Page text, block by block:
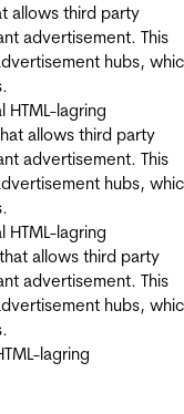
allows third party
advertisement. This
hubs,
HTML-lagring
allows third party
advertisement. This
hubs,
HTML-lagring
allows third party
advertisement. This
hubs,
lagring